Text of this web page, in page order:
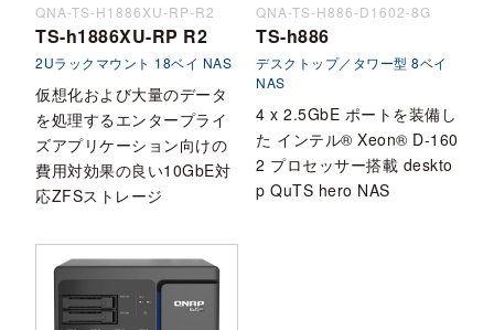
QNA-TS-H1886XU-RP-R2
TS-h1886XU-RP R2
2Uラックマウント 18ベイ NAS
仮想化および大量のデータ
を処理するエンタープライ
ズアプリケーション向けの
費用対効果の良い10GbE対
応ZFSストレージ
QNA-TS-H886-D1602-8G
TS-h886
デスクトップ／タワー型 8ベイ
NAS
4 x 2.5GbE ポートを装備し
た インテル® Xeon® D-160
2 プロセッサー搭載 deskto
p QuTS hero NAS